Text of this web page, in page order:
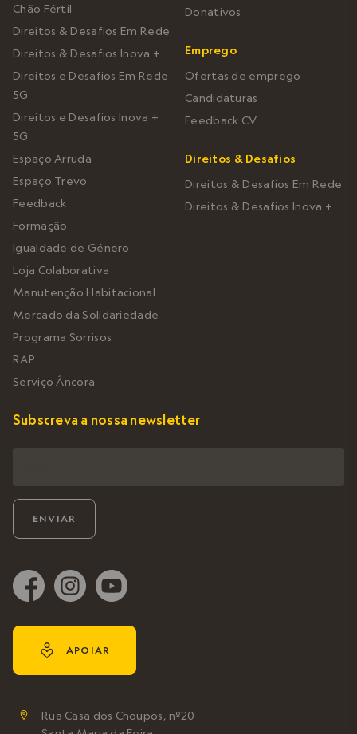
Chão Fértil
Direitos & Desafios Em Rede
Direitos & Desafios Inova +
Direitos e Desafios Em Rede
5G
Direitos e Desafios Inova +
5G
Espaço Arruda
Espaço Trevo
Feedback
Formação
Igualdade de Género
Loja Colaborativa
Manutenção Habitacional
Mercado da Solidariedade
Programa Sorrisos
RAP
Serviço Âncora
Donativos
Emprego
Ofertas de emprego
Candidaturas
Feedback CV
Direitos & Desafios
Direitos & Desafios Em Rede
Direitos & Desafios Inova +
Subscreva a nossa newsletter
y APOIAR

Rua Casa dos Choupos, nº20